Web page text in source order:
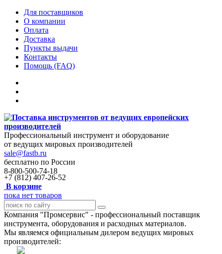
Для поставщиков
О компании
Оплата
Доставка
Пункты выдачи
Контакты
Помощь (FAQ)
Профессиональный инструмент и оборудование
от ведущих мировых производителей
sale@fastb.ru
бесплатно по России
8-800-500-74-18
+7 (812) 407-26-52
В корзине
пока нет товаров
Компания "Промсервис" - профессиональный поставщик
инструмента, оборудования и расходных материалов.
Мы являемся официальным дилером ведущих мировых
производителей: